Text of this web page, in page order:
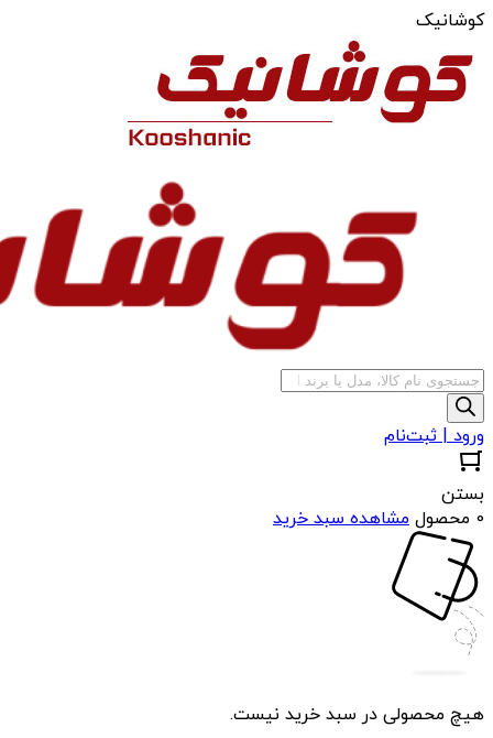
کوشانیک
جستجوی
محصولات
ورود | ثبت‌نام
بستن
0 محصول
مشاهده سبد خرید
هیچ محصولی در سبد خرید نیست.